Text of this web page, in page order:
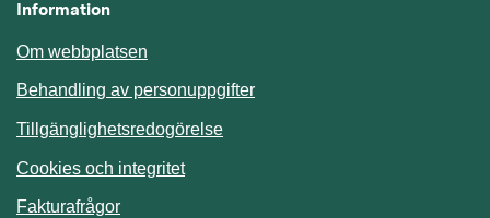
Information
Om webbplatsen
Behandling av personuppgifter
Tillgänglighetsredogörelse
Cookies och integritet
Fakturafrågor